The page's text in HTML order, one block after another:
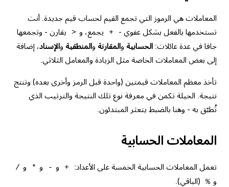
المعاملات هي الرموز التي تجمع القيم لحساب قيم جديدة. أنت
تستخدمها بالفعل بشكل عفوي -
+ يجمع، و >
يقارن - وتجمعها
جافا في عدة عائلات: الحسابية والمقارنة والمنطقية والإسناد، إضافة
إلى بعض المعاملات الخاصة مثل الزيادة والمعامل الثلاثي.
تأخذ معظم المعاملات قيمتين (واحدة قبل الرمز وأخرى بعده) وتنتج
نتيجة. الحيلة تكمن في معرفة نوع تلك النتيجة والترتيب الذي
تُطبّق به - وهنا بالضبط يتعثر المبتدئون.
المعاملات الحسابية
تعمل المعاملات الحسابية الخمسة على الأعداد: + و - و * و /
و % (الباقي).